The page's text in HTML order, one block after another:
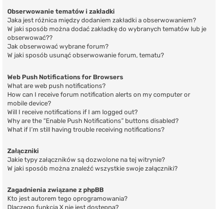
Obserwowanie tematów i zakładki
Jaka jest różnica między dodaniem zakładki a obserwowaniem?
W jaki sposób można dodać zakładkę do wybranych tematów lub je
obserwować??
Jak obserwować wybrane forum?
W jaki sposób usunąć obserwowanie forum, tematu?
Web Push Notifications for Browsers
What are web push notifications?
How can I receive forum notification alerts on my computer or
mobile device?
Will I receive notifications if I am logged out?
Why are the “Enable Push Notifications” buttons disabled?
What if I’m still having trouble receiving notifications?
Załączniki
Jakie typy załączników są dozwolone na tej witrynie?
W jaki sposób można znaleźć wszystkie swoje załączniki?
Zagadnienia związane z phpBB
Kto jest autorem tego oprogramowania?
Dlaczego funkcja X nie jest dostępna?